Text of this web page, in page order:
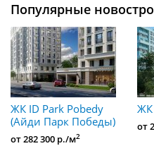
Популярные
ЖК ID Park Pobedy
(Айди Парк Победы)
от 282 300 р./м2
ЖК
от